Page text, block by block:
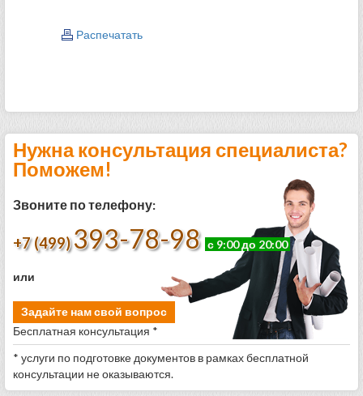
Распечатать
Нужна консультация специалиста?
Поможем!
Звоните по телефону:
+7 (499) 393-78-98 с 9:00 до 20:00
или
Задайте нам свой вопрос
Бесплатная консультация *
* услуги по подготовке документов в рамках бесплатной
консультации не оказываются.